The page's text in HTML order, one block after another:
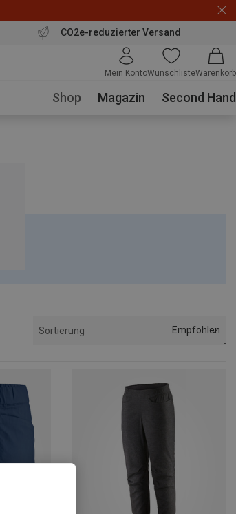
CO2e-reduzierter Versand
Mein KontoWunschlisteWarenkorb
Shop Magazin Second Hand
Sortierung Empfohlen